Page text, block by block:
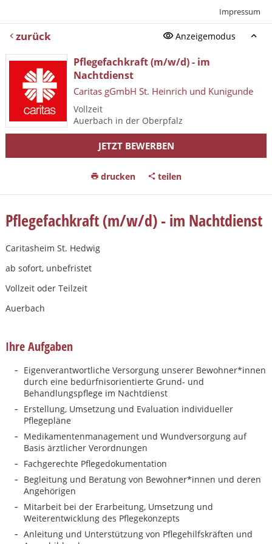
Impressum
zurück Anzeigemodus
Pflegefachkraft (m/w/d) - im
Nachtdienst
Caritas gGmbH St. Heinrich und Kunigunde
Vollzeit
Auerbach in der Oberpfalz
JETZT BEWERBEN
drucken teilen
Pflegefachkraft (m/w/d) - im Nachtdienst
Caritasheim St. Hedwig
ab sofort, unbefristet
Vollzeit oder Teilzeit
Auerbach
Ihre Aufgaben
Eigenverantwortliche Versorgung unserer Bewohner*innen
durch eine bedürfnisorientierte Grund- und
Behandlungspflege im Nachtdienst
Erstellung, Umsetzung und Evaluation individueller
Pflegepläne
Medikamentenmanagement und Wundversorgung auf
Basis ärztlicher Verordnungen
Fachgerechte Pflegedokumentation
Begleitung und Beratung von Bewohner*innen und deren
Angehörigen
Mitarbeit bei der Erarbeitung, Umsetzung und
Weiterentwicklung des Pflegekonzepts
Anleitung und Unterstützung von Pflegehilfskräften und
Karte anzeigen